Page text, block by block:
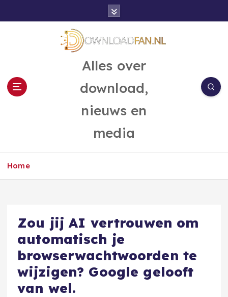
Alles over
download,
nieuws en
media
Home
Zou jij AI vertrouwen om
automatisch je
browserwachtwoorden te
wijzigen? Google gelooft
van wel.